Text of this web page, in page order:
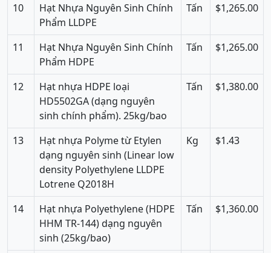
10
Hạt Nhựa Nguyên Sinh Chính
Phẩm LLDPE
Tấn $1,265.00
11
Hạt Nhựa Nguyên Sinh Chính
Phẩm HDPE
Tấn $1,265.00
12
Hạt nhựa HDPE loại
HD5502GA (dạng nguyên
sinh chính phẩm). 25kg/bao
Tấn $1,380.00
13
Hạt nhựa Polyme từ Etylen
dạng nguyên sinh (Linear low
density Polyethylene LLDPE
Lotrene Q2018H
Kg $1.43
14
Hạt nhựa Polyethylene (HDPE
HHM TR-144) dạng nguyên
sinh (25kg/bao)
Tấn $1,360.00